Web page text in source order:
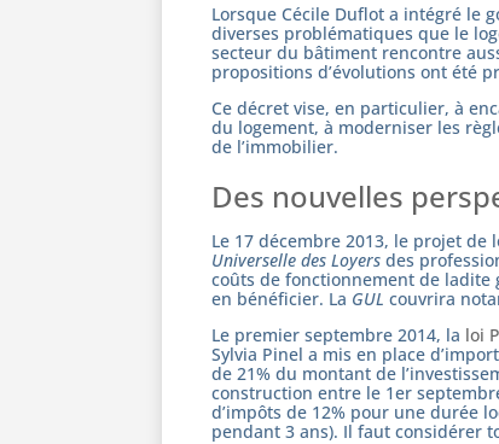
Lorsque Cécile Duflot a intégré le
diverses problématiques que le
secteur du bâtiment rencontre
propositions d’évolutions ont été
Ce décret vise, en particulier, à
du logement, à moderniser les
de l’immobilier.
Des nouvelles
Le 17 décembre 2013, le projet de
Universelle des Loyersdes
coûts de fonctionnement de ladite
en bénéficier. La GUL couvrira
Le premier septembre 2014, la loi
Sylvia Pinel a mis en place
de 21% du montant de
construction entre le 1er
d’impôts de 12% pour une durée
pendant 3 ans). Il faut considérer